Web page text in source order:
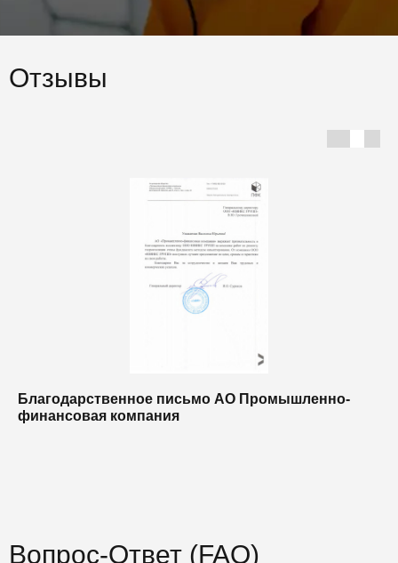
Отзывы
Благодарственное письмо АО Промышленно-
финансовая компания
Вопрос-Ответ (FAQ)